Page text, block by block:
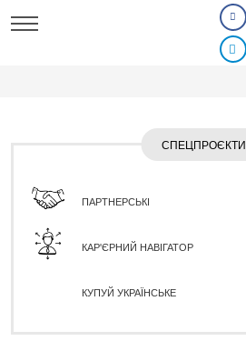
СПЕЦПРОЄКТИ
ПАРТНЕРСЬКІ
КАР'ЄРНИЙ НАВІГАТОР
КУПУЙ УКРАЇНСЬКЕ